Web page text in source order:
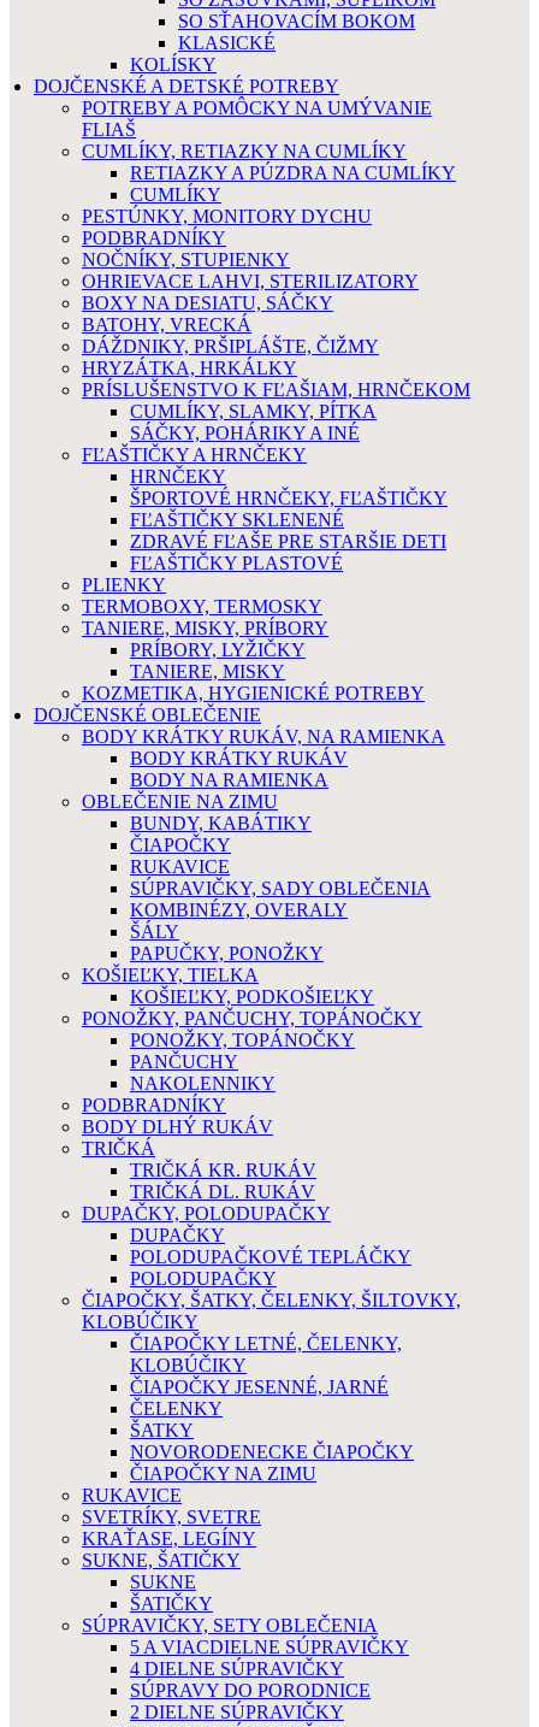
SO SŤAHOVACÍM BOKOM
KLASICKÉ
KOLÍSKY
DOJČENSKÉ A DETSKÉ POTREBY
POTREBY A POMÔCKY NA UMÝVANIE
FLIAŠ
CUMLÍKY, RETIAZKY NA CUMLÍKY
RETIAZKY A PÚZDRA NA CUMLÍKY
CUMLÍKY
PESTÚNKY, MONITORY DYCHU
PODBRADNÍKY
NOČNÍKY, STUPIENKY
OHRIEVACE LAHVI, STERILIZATORY
BOXY NA DESIATU, SÁČKY
BATOHY, VRECKÁ
DÁŽDNIKY, PRŠIPLÁŠTE, ČIŽMY
HRYZÁTKA, HRKÁLKY
PRÍSLUŠENSTVO K FĽAŠIAM, HRNČEKOM
CUMLÍKY, SLAMKY, PÍTKA
SÁČKY, POHÁRIKY A INÉ
FĽAŠTIČKY A HRNČEKY
HRNČEKY
ŠPORTOVÉ HRNČEKY, FĽAŠTIČKY
FĽAŠTIČKY SKLENENÉ
ZDRAVÉ FĽAŠE PRE STARŠIE DETI
FĽAŠTIČKY PLASTOVÉ
PLIENKY
TERMOBOXY, TERMOSKY
TANIERE, MISKY, PRÍBORY
PRÍBORY, LYŽIČKY
TANIERE, MISKY
KOZMETIKA, HYGIENICKÉ POTREBY
DOJČENSKÉ OBLEČENIE
BODY KRÁTKY RUKÁV, NA RAMIENKA
BODY KRÁTKY RUKÁV
BODY NA RAMIENKA
OBLEČENIE NA ZIMU
BUNDY, KABÁTIKY
ČIAPOČKY
RUKAVICE
SÚPRAVIČKY, SADY OBLEČENIA
KOMBINÉZY, OVERALY
ŠÁLY
PAPUČKY, PONOŽKY
KOŠIEĽKY, TIELKA
KOŠIEĽKY, PODKOŠIEĽKY
PONOŽKY, PANČUCHY, TOPÁNOČKY
PONOŽKY, TOPÁNOČKY
PANČUCHY
NAKOLENNIKY
PODBRADNÍKY
BODY DLHÝ RUKÁV
TRIČKÁ
TRIČKÁ KR. RUKÁV
TRIČKÁ DL. RUKÁV
DUPAČKY, POLODUPAČKY
DUPAČKY
POLODUPAČKOVÉ TEPLÁČKY
POLODUPAČKY
ČIAPOČKY, ŠATKY, ČELENKY, ŠILTOVKY,
KLOBÚČIKY
ČIAPOČKY LETNÉ, ČELENKY,
KLOBÚČIKY
ČIAPOČKY JESENNÉ, JARNÉ
ČELENKY
ŠATKY
NOVORODENECKE ČIAPOČKY
ČIAPOČKY NA ZIMU
RUKAVICE
SVETRÍKY, SVETRE
KRAŤASE, LEGÍNY
SUKNE, ŠATIČKY
SUKNE
ŠATIČKY
SÚPRAVIČKY, SETY OBLEČENIA
5 A VIACDIELNE SÚPRAVIČKY
4 DIELNE SÚPRAVIČKY
SÚPRAVY DO PORODNICE
2 DIELNE SÚPRAVIČKY